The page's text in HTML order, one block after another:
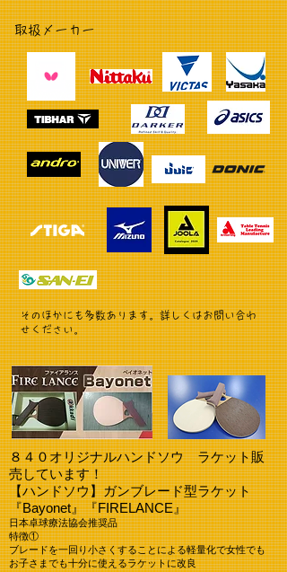
取扱メーカー
​そのほかにも多数あります。詳しくはお問い合わ
せください。
８４０オリジナルハンドソウ ラケット販
売しています！
【ハンドソウ】ガンブレード型ラケット
『Bayonet』『FIRELANCE』
日本卓球療法協会推奨品
特徴①
ブレードを一回り小さくすることによる軽量化で女性でも
お子さまでも十分に使えるラケットに改良